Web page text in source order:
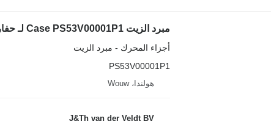
مبرد الزيت Case PS53V00001P1 لـ حفارة صغيرة Case CX55B E55BX
أجزاء المحرك - مبرد الزيت
PS53V00001P1
هولندا، Wouw
J&Th van der Veldt BV